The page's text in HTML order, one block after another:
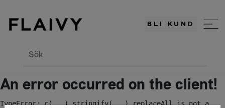
BLI KUND
Sök
An error occurred on the client!
TypeError: c(...).stringify(...).replaceAll is not a